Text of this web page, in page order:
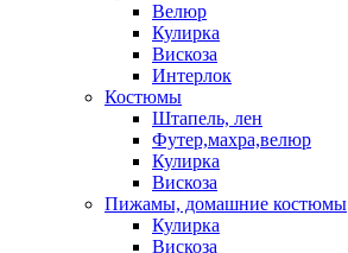
Велюр
Кулирка
Вискоза
Интерлок
Костюмы
Штапель, лен
Футер,махра,велюр
Кулирка
Вискоза
Пижамы, домашние костюмы
Кулирка
Вискоза